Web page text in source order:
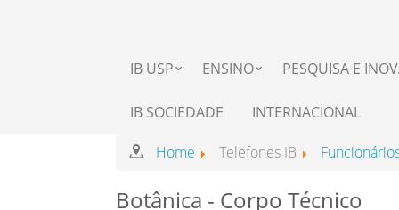
IB USP ENSINO PESQUISA E
IB SOCIEDADE INTERNACIONAL
Home Telefones IB
Botânica - Corpo Técnico